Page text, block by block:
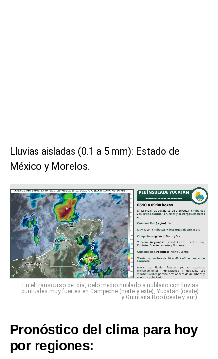
Lluvias aisladas (0.1 a 5 mm): Estado de
México y Morelos.
En el transcurso del día, cielo medio nublado a nublado con lluvias
puntuales muy fuertes en Campeche (norte y este), Yucatán (oeste)
y Quintana Roo (oeste y sur).
Pronóstico del clima para hoy
por regiones: